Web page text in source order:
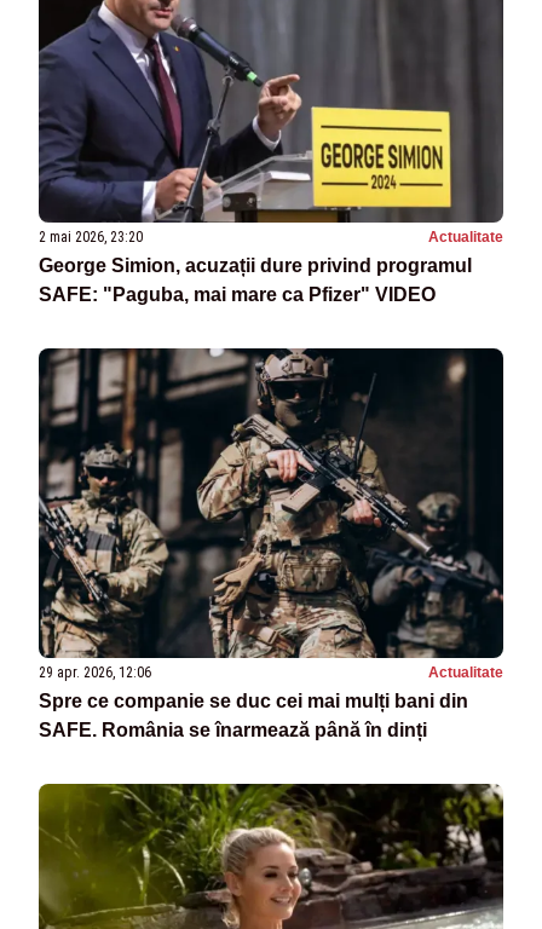
2 mai 2026, 23:20 Actualitate
George Simion, acuzații dure privind programul
SAFE: "Paguba, mai mare ca Pfizer" VIDEO
29 apr. 2026, 12:06 Actualitate
Spre ce companie se duc cei mai mulți bani din
SAFE. România se înarmează până în dinți